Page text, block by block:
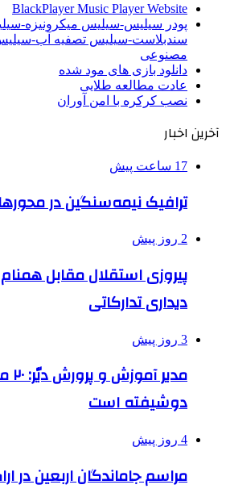
BlackPlayer Music Player Website
پودر سیلیس-سیلیس میکرونیزه-
سندبلاست-سیلیس تصفیه آب-
مصنوعی
دانلود بازی های مود شده
عادت مطالعه طلایی
نصب کرکره با امن آوران
آخرین اخبار
17 ساعت پیش
ترافیک نیمه‌سنگین در
2 روز پیش
پیروزی استقلال مقابل
دیداری تدارکاتی
3 روز پیش
دوشیفته است
4 روز پیش
مراسم جاماندگان اربعین در